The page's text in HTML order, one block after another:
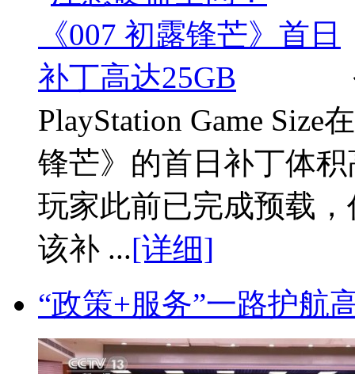
PlayStation Game Size
锋芒》的首日补丁体
玩家此前已完成预载
该补 ...[详细]
“政策+服务”一路护航